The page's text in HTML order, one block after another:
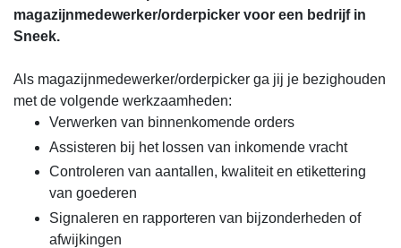
magazijnmedewerker/orderpicker voor een bedrijf in
Sneek.
Als magazijnmedewerker/orderpicker ga jij je bezighouden
met de volgende werkzaamheden:
Verwerken van binnenkomende orders
Assisteren bij het lossen van inkomende vracht
Controleren van aantallen, kwaliteit en etikettering
van goederen
Signaleren en rapporteren van bijzonderheden of
afwijkingen